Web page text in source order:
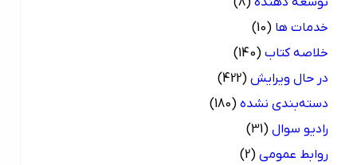
خدمات ها (10)
خلاصه کتاب (140)
در حال ویرایش (422)
دسته‌بندی نشده (180)
رادیو سوال (31)
روابط عمومی (2)